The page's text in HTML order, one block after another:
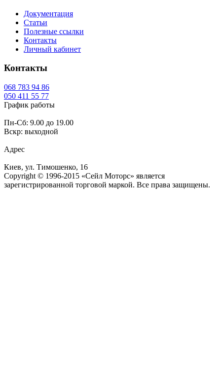
Документация
Статьи
Полезные ссылки
Контакты
Личный кабинет
Контакты
068 783 94 86
050 411 55 77
График работы
Пн-Сб: 9.00 до 19.00
Вскр: выходной
Адрес
Киев, ул. Тимошенко, 16
Copyright © 1996-2015 «Сейл Моторс» является
зарегистрированной торговой маркой. Все права защищены.